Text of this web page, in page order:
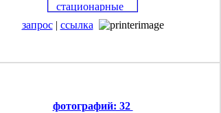
запрос| ссылка
фотографий: 32